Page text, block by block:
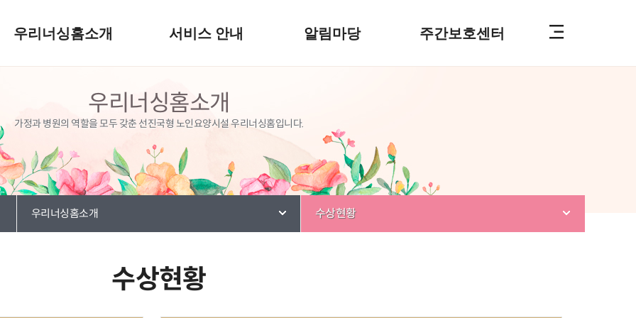
우리너싱홈소개 서비스 안내 알림마당 주간보호센터
우리너싱홈소개
가정과 병원의 역할을 모두 갖춘 선진국형 노인요양시설 우리너싱홈입니다.
우리너싱홈소개 수상현황
수상현황